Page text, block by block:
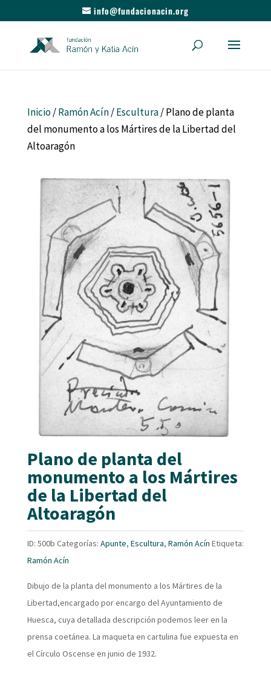
info@fundacionacin.org
Inicio/Ramón Acín/Escultura/ Plano de planta
del monumento a los Mártires de la Libertad del
Altoaragón
Plano de planta del
monumento a los Mártires
de la Libertad del
Altoaragón
ID: 500b Categorías: Apunte, Escultura, Ramón Acín Etiqueta:
Ramón Acín
Dibujo de la planta del monumento a los Mártires de la
Libertad,encargado por encargo del Ayuntamiento de
Huesca, cuya detallada descripción podemos leer en la
prensa coetánea. La maqueta en cartulina fue expuesta en
el Círculo Oscense en junio de 1932.